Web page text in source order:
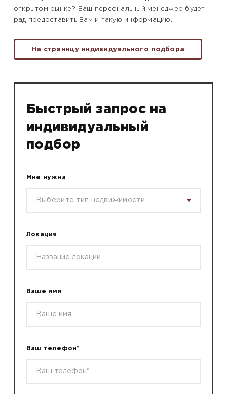
открытом рынке? Ваш персональный менеджер будет
рад предоставить Вам и такую информацию.
На страницу индивидуального подбора
Быстрый запрос на
индивидуальный
подбор
Мне нужна
Выберите тип недвижимости
Локация
Ваше имя
Ваш телефон*